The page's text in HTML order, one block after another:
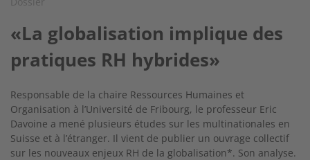
FR
«La globalisation implique des
pratiques RH hybrides»
Responsable de la chaire Ressources Humaines et
Organisation à l’Université de Fribourg, le professeur Eric
Davoine a mené plusieurs études sur les multinationales en
Suisse et à l’étranger. Il vient de publier un ouvrage collectif
sur les nouveaux enjeux RH de la globalisation*. Son analyse.